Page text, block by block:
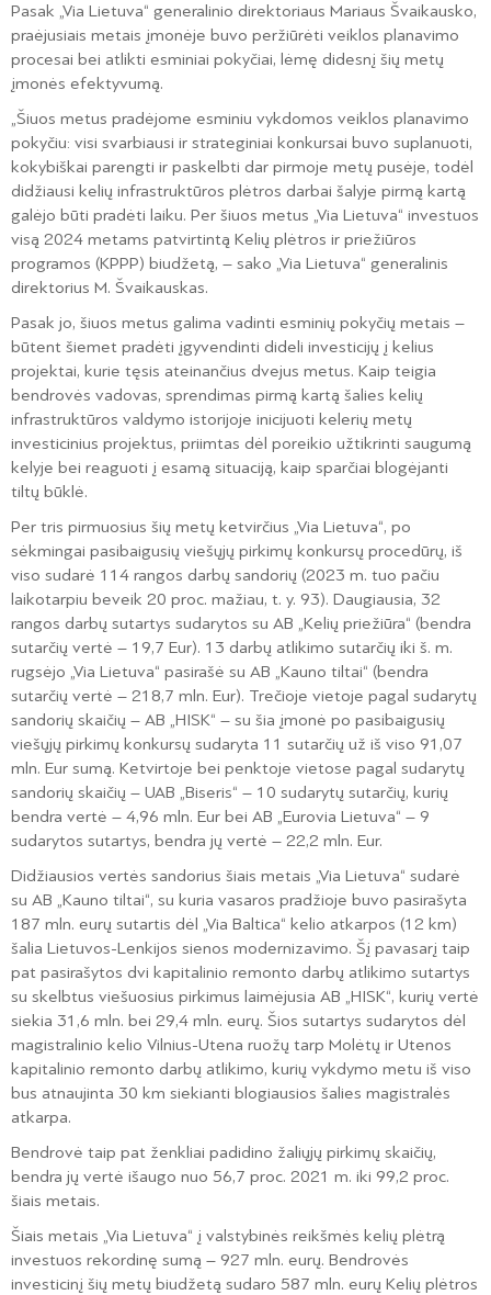
Pasak „Via Lietuva“ generalinio direktoriaus Mariaus Švaikausko,
praėjusiais metais įmonėje buvo peržiūrėti veiklos planavimo
procesai bei atlikti esminiai pokyčiai, lėmę didesnį šių metų
įmonės efektyvumą.
„Šiuos metus pradėjome esminiu vykdomos veiklos planavimo
pokyčiu: visi svarbiausi ir strateginiai konkursai buvo suplanuoti,
kokybiškai parengti ir paskelbti dar pirmoje metų pusėje, todėl
didžiausi kelių infrastruktūros plėtros darbai šalyje pirmą kartą
galėjo būti pradėti laiku. Per šiuos metus „Via Lietuva“ investuos
visą 2024 metams patvirtintą Kelių plėtros ir priežiūros
programos (KPPP) biudžetą, – sako „Via Lietuva“ generalinis
direktorius M. Švaikauskas.
Pasak jo, šiuos metus galima vadinti esminių pokyčių metais –
būtent šiemet pradėti įgyvendinti dideli investicijų į kelius
projektai, kurie tęsis ateinančius dvejus metus. Kaip teigia
bendrovės vadovas, sprendimas pirmą kartą šalies kelių
infrastruktūros valdymo istorijoje inicijuoti kelerių metų
investicinius projektus, priimtas dėl poreikio užtikrinti saugumą
kelyje bei reaguoti į esamą situaciją, kaip sparčiai blogėjanti
tiltų būklė.
Per tris pirmuosius šių metų ketvirčius „Via Lietuva“, po
sėkmingai pasibaigusių viešųjų pirkimų konkursų procedūrų, iš
viso sudarė 114 rangos darbų sandorių (2023 m. tuo pačiu
laikotarpiu beveik 20 proc. mažiau, t. y. 93). Daugiausia, 32
rangos darbų sutartys sudarytos su AB „Kelių priežiūra“ (bendra
sutarčių vertė – 19,7 Eur). 13 darbų atlikimo sutarčių iki š. m.
rugsėjo „Via Lietuva“ pasirašė su AB „Kauno tiltai“ (bendra
sutarčių vertė – 218,7 mln. Eur). Trečioje vietoje pagal sudarytų
sandorių skaičių – AB „HISK“ – su šia įmonė po pasibaigusių
viešųjų pirkimų konkursų sudaryta 11 sutarčių už iš viso 91,07
mln. Eur sumą. Ketvirtoje bei penktoje vietose pagal sudarytų
sandorių skaičių – UAB „Biseris“ – 10 sudarytų sutarčių, kurių
bendra vertė – 4,96 mln. Eur bei AB „Eurovia Lietuva“ – 9
sudarytos sutartys, bendra jų vertė – 22,2 mln. Eur.
Didžiausios vertės sandorius šiais metais „Via Lietuva“ sudarė
su AB „Kauno tiltai“, su kuria vasaros pradžioje buvo pasirašyta
187 mln. eurų sutartis dėl „Via Baltica“ kelio atkarpos (12 km)
šalia Lietuvos-Lenkijos sienos modernizavimo. Šį pavasarį taip
pat pasirašytos dvi kapitalinio remonto darbų atlikimo sutartys
su skelbtus viešuosius pirkimus laimėjusia AB „HISK“, kurių vertė
siekia 31,6 mln. bei 29,4 mln. eurų. Šios sutartys sudarytos dėl
magistralinio kelio Vilnius-Utena ruožų tarp Molėtų ir Utenos
kapitalinio remonto darbų atlikimo, kurių vykdymo metu iš viso
bus atnaujinta 30 km siekianti blogiausios šalies magistralės
atkarpa.
Bendrovė taip pat ženkliai padidino žaliųjų pirkimų skaičių,
bendra jų vertė išaugo nuo 56,7 proc. 2021 m. iki 99,2 proc.
šiais metais.
Šiais metais „Via Lietuva“ į valstybinės reikšmės kelių plėtrą
investuos rekordinę sumą – 927 mln. eurų. Bendrovės
investicinį šių metų biudžetą sudaro 587 mln. eurų Kelių plėtros